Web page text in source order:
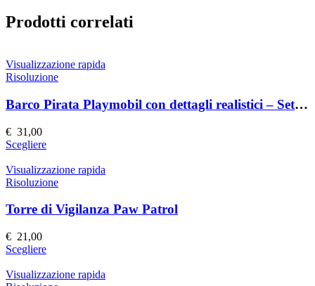
Prodotti correlati
Visualizzazione rapida
Risoluzione
Barco Pirata Playmobil con dettagli realistici – Set completo
€ 31,00
ScegliereQuesto
ha
più
Le
opzioni
scelte
nella
pagina
Visualizzazione rapida
Risoluzione
Torre di Vigilanza Paw Patrol
€ 21,00
ScegliereQuesto
ha
Visualizzazione rapida